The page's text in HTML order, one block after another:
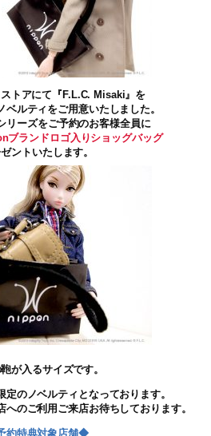
トアにて『F.L.C. Misaki』を
ベルティをご用意いたしました。
リーズをご予約のお客様全員に
ブランドロゴ入りショッグバッグ
ントいたします。
が入るサイズです。
のノベルティとなっております。
のご利用ご来店お待ちしております。
約特典対象店舗◆